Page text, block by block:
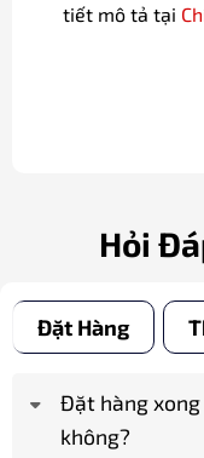
tiết mô tả tại
Hỏi
Đặt Hàng
Đặt hàng xong
không?